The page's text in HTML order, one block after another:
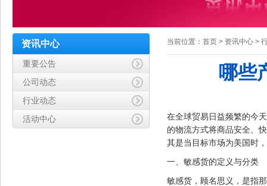
资讯中心
重要公告
公司动态
行业动态
活动中心
当前位置： 首页 > 资讯中心 >
哪些
在全球贸易日益频繁的今
的物流方式将商品安全、
其是当目标市场为美国时
一、敏感货的定义与分类
敏感货，顾名思义，是指